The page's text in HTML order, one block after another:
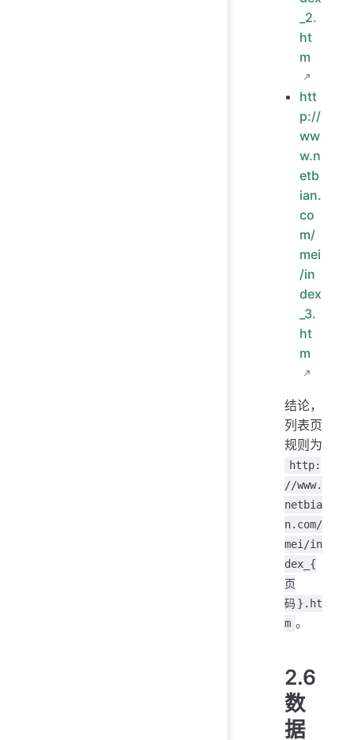
_2.
ht
m
htt
p://
ww
w.n
etb
ian.
co
m/
mei
/in
dex
_3.
ht
m
结论，
列表页
规则为
http:
//www.
netbia
n.com/
mei/in
dex_{
页
码}.ht
m 。
2.6
数
据